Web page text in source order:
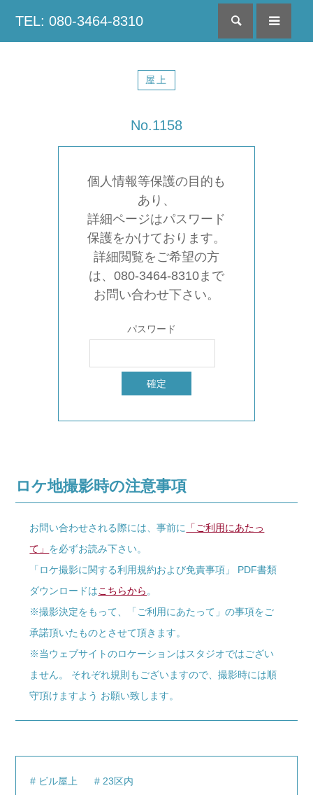
TEL: 080-3464-8310 検索
屋上
No.1158
個人情報等保護の目的も
あり、
詳細ページはパスワード
保護をかけております。
詳細閲覧をご希望の方
は、080-3464-8310まで
お問い合わせ下さい。
パスワード
ロケ地撮影時の注意事項
お問い合わせされる際には、事前に 「ご利用にあたっ
て」 を必ずお読み下さい。
「ロケ撮影に関する利用規約および免責事項」 PDF書類
ダウンロードはこちらから。
※撮影決定をもって、「ご利用にあたって」の事項をご
承諾頂いたものとさせて頂きます。
※当ウェブサイトのロケーションはスタジオではござい
ません。 それぞれ規則もございますので、撮影時には順
守頂けますよう お願い致します。
ビル屋上 23区内